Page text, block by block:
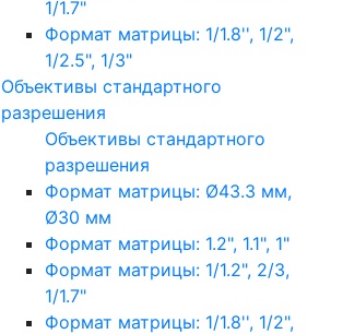
1/1.7"
Формат матрицы: 1/1.8'', 1/2",
1/2.5", 1/3"
Объективы стандартного
разрешения
Объективы стандартного
разрешения
Формат матрицы: Ø43.3 мм,
Ø30 мм
Формат матрицы: 1.2", 1.1", 1"
Формат матрицы: 1/1.2", 2/3,
1/1.7"
Формат матрицы: 1/1.8'', 1/2",